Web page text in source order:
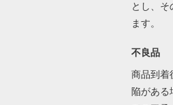
とし、そ
ます。
不良品
商品到着
陥があ